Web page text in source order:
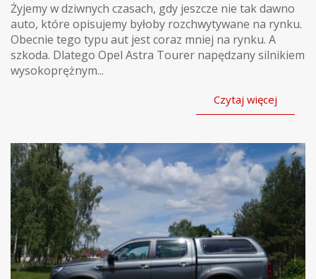
Żyjemy w dziwnych czasach, gdy jeszcze nie tak dawno
auto, które opisujemy byłoby rozchwytywane na rynku.
Obecnie tego typu aut jest coraz mniej na rynku. A
szkoda. Dlatego Opel Astra Tourer napędzany silnikiem
wysokoprężnym...
Czytaj więcej